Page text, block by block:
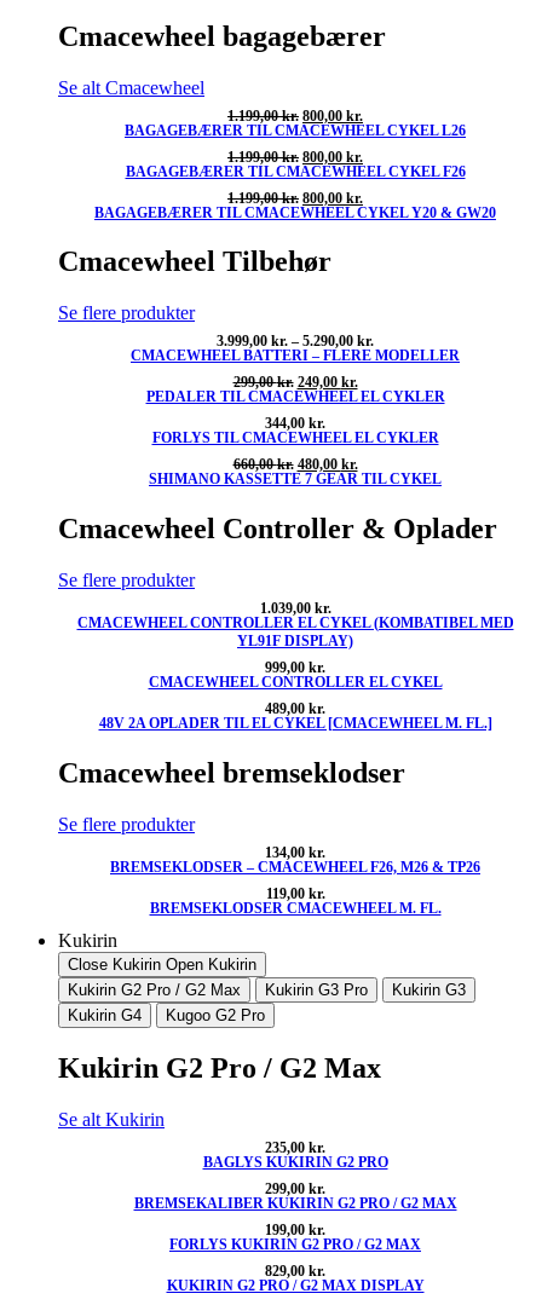
Cmacewheel bagagebærer
Se alt Cmacewheel
1.199,00kr. Den
oprindelige
pris
var:
800,00 kr.
aktuelle
er:
BAGAGEBÆRER TIL CMACEWHEEL CYKEL L26
1.199,00kr. Den
oprindelige
pris
var:
800,00 kr.
aktuelle
er:
BAGAGEBÆRER TIL CMACEWHEEL CYKEL F26
1.199,00kr. Den
oprindelige
1.199,00 kr..
800,00 kr.
aktuelle
BAGAGEBÆRER TIL CMACEWHEEL CYKEL Y20 & GW20
Cmacewheel Tilbehør
Se flere produkter
3.999,00 kr. – 5.290,00 kr.Prisinterval:
3.999,00 kr.
5.290,00 kr.
CMACEWHEEL BATTERI – FLERE MODELLER
299,00kr. Den
oprindelige
pris
var:
249,00 kr.Den
aktuelle
er:
PEDALER TIL CMACEWHEEL EL CYKLER
344,00 kr.
FORLYS TIL CMACEWHEEL EL CYKLER
660,00kr. Den
oprindelige
var:
660,00 kr..
480,00 kr.Den
aktuelle
er:
480,00 kr..
SHIMANO KASSETTE 7 GEAR TIL CYKEL
Cmacewheel Controller & Oplader
Se flere produkter
1.039,00 kr.
CMACEWHEEL CONTROLLER EL CYKEL (KOMBATIBEL MED
YL91F DISPLAY)
999,00 kr.
CMACEWHEEL CONTROLLER EL CYKEL
489,00 kr.
48V 2A OPLADER TIL EL CYKEL [CMACEWHEEL M. FL.]
Cmacewheel bremseklodser
Se flere produkter
134,00 kr.
BREMSEKLODSER – CMACEWHEEL F26, M26 & TP26
119,00 kr.
BREMSEKLODSER CMACEWHEEL M. FL.
Kukirin
Close Kukirin Open Kukirin
Kukirin G2 Pro / G2 Max
Kukirin G3 Pro
Kukirin G3
Kukirin G4
Kugoo G2 Pro
Kukirin G2 Pro / G2 Max
Se alt Kukirin
235,00 kr.
BAGLYS KUKIRIN G2 PRO
299,00 kr.
BREMSEKALIBER KUKIRIN G2 PRO / G2 MAX
199,00 kr.
FORLYS KUKIRIN G2 PRO / G2 MAX
829,00 kr.
KUKIRIN G2 PRO / G2 MAX DISPLAY